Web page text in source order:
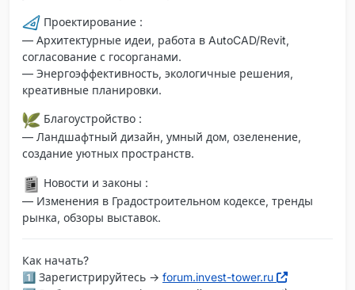
Проектирование :
— Архитектурные идеи, работа в AutoCAD/Revit,
согласование с госорганами.
— Энергоэффективность, экологичные решения,
креативные планировки.
Благоустройство :
— Ландшафтный дизайн, умный дом, озеленение,
создание уютных пространств.
Новости и законы :
— Изменения в Градостроительном кодексе, тренды
рынка, обзоры выставок.
Как начать?
1️⃣ Зарегистрируйтесь → forum.invest-tower.ru